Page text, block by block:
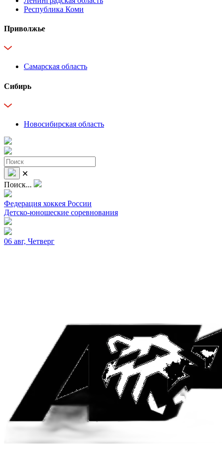
Республика Коми
Приволжье
Самарская область
Сибирь
Новосибирская область
✕
Поиск...
Федерация хоккея России
Детско-юношеские соревнования
06 авг, Четверг